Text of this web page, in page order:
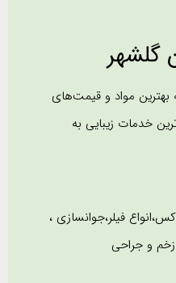
گلشهر
بهترین مواد و قیمت‌های
خدمات زیبایی به
فیلر،جوانسازی ،
و جراحی